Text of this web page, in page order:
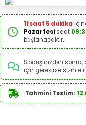
11 saat 5 dakika
Pazartesi saat
başlanacaktır.
Siparişinizden sonra,
için gerekirse sizinle
Tahmini Teslim: 12